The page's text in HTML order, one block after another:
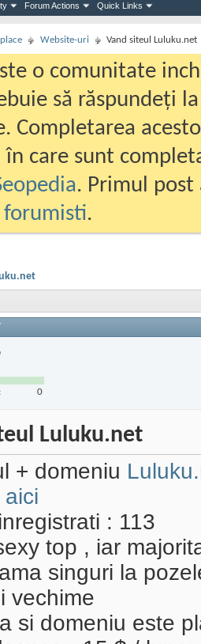
Forum Actions Quick Links
Website-uri Vand siteul Luluku.net
o comunitate
să răspundeți
Completarea
în care sunt
. Primul
forumisti.
0
Luluku.net
+ domeniu
aici
: 113
top , iar
singuri la
vechime
si domeniu este